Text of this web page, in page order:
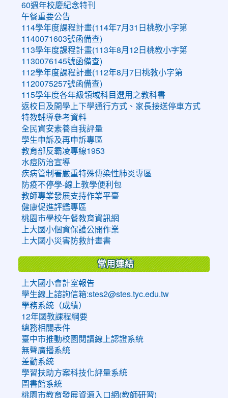
60週年校慶紀念特刊
午餐重要公告
114學年度課程計畫(114年7月31日桃教小字第
1140071603號函備查)
113學年度課程計畫(113年8月12日桃教小字第
1130076145號函備查)
112學年度課程計畫(112年8月7日桃教小字第
1120075257號函備查)
115學年度各年級領域科目選用之教科書
返校日及開學上下學通行方式、家長接送停車方式
特教輔導參考資料
全民資安素養自我評量
學生申訴及再申訴專區
教育部反霸凌專線1953
水痘防治宣導
疾病管制署嚴重特殊傳染性肺炎專區
防疫不停學-線上教學便利包
教師專業發展支持作業平臺
健康促進評鑑專區
桃園市學校午餐教育資訊網
上大國小個資保護公開作業
上大國小災害防救計畫書
常用連結
上大國小會計室報告
學生線上諮詢信箱:stes2@stes.tyc.edu.tw
學務系統（成績）
12年國教課程綱要
總務相關表件
臺中市推動校園閱讀線上認證系統
無聲廣播系統
差勤系統
學習扶助方案科技化評量系統
圖書館系統
桃園市教育發展資源入口網(教師研習)